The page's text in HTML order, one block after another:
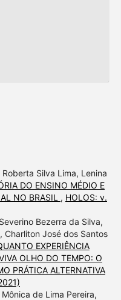
Silva Lima, Lenina
DO ENSINO MÉDIO E
NO BRASIL , HOLOS: v.
Bezerra da Silva,
Charliton José dos Santos
EXPERIÊNCIA
OLHO DO TEMPO: O
PRÁTICA ALTERNATIVA
de Lima Pereira,